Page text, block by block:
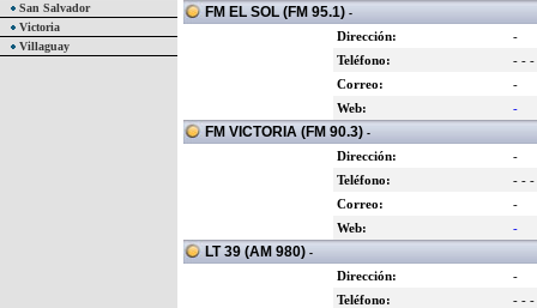
San Salvador
Victoria
Villaguay
FM EL SOL (FM 95.1) -
Dirección:
-
Teléfono:
- - -
Correo:
-
Web:
-
FM VICTORIA (FM 90.3) -
Dirección:
-
Teléfono:
- - -
Correo:
-
Web:
-
LT 39 (AM 980) -
Dirección:
-
Teléfono:
- - -